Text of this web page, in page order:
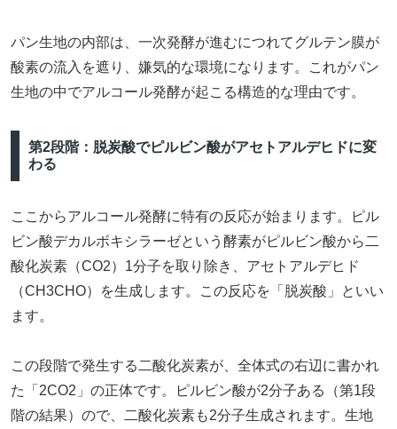
パン生地の内部は、一次発酵が進むにつれてグルテン膜が
酸素の流入を遮り、嫌気的な環境になります。これがパン
生地の中でアルコール発酵が起こる構造的な理由です。
第2段階：脱炭酸でピルビン酸がアセトアルデヒドに変
わる
ここからアルコール発酵に特有の反応が始まります。ピル
ビン酸デカルボキシラーゼという酵素がピルビン酸から二
酸化炭素（CO2）1分子を取り除き、アセトアルデヒド
（CH3CHO）を生成します。この反応を「脱炭酸」といい
ます。
この段階で発生する二酸化炭素が、全体式の右辺に書かれ
た「2CO2」の正体です。ピルビン酸が2分子ある（第1段
階の結果）ので、二酸化炭素も2分子生成されます。生地